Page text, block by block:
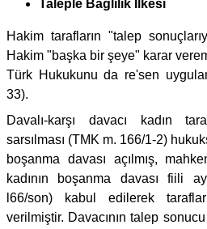
Taleple Bağlılık İlkesi
Hakim tarafların "talep
Hakim "başka bir şeye" karar
Türk Hukukunu da re'sen
33).
Davalı-karşı davacı kadın
sarsılması (TMK m. 166/1-2)
boşanma davası açılmış,
kadının boşanma davası fiili
l66/son) kabul edilerek
verilmiştir. Davacının talep